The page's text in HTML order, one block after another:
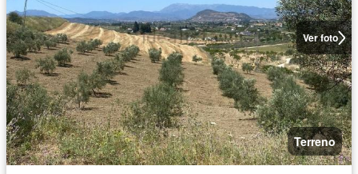
Ver foto
Terreno